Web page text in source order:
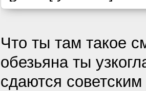
Что ты там такое
обезьяна ты
сдаются